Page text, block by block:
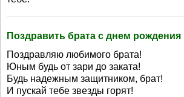
Поздравить брата с днем рождения
Поздравляю любимого брата!
Юным будь от зари до заката!
Будь надежным защитником, брат!
И пускай тебе звезды горят!